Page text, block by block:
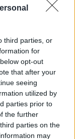
third parties, or
for
opt-out
that after your
seeing
utilized by
parties prior to
the further
parties on the
may